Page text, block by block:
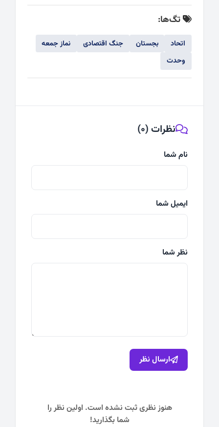
تگ‌ها:
اتحاد بجستان جنگ اقتصادی
نماز جمعه
وحدت
نظرات (0)
نام شما
ایمیل شما
نظر شما
ارسال نظر
هنوز نظری ثبت نشده است. اولین نظر را
شما بگذارید!